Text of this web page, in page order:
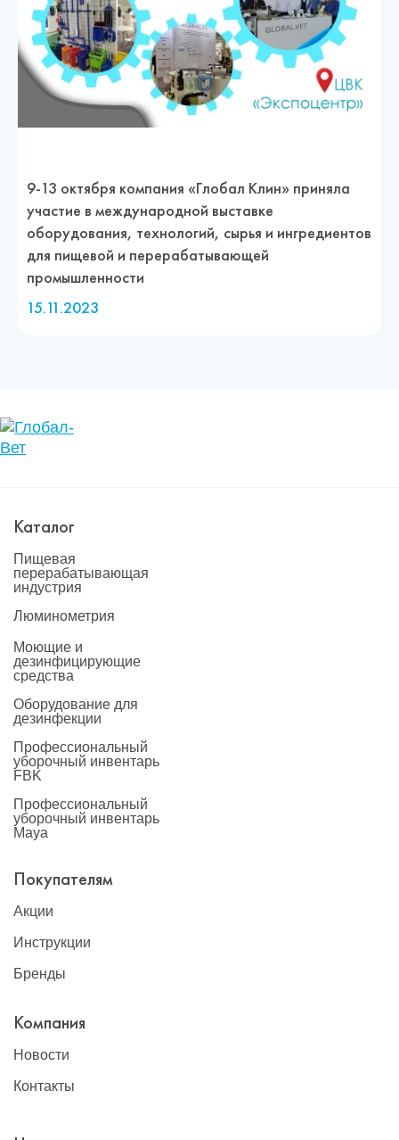
9-13 октября компания «Глобал Клин» приняла
участие в международной выставке
оборудования, технологий, сырья и ингредиентов
для пищевой и перерабатывающей
промышленности
15.11.2023
Каталог
Пищевая
перерабатывающая
индустрия
Люминометрия
Моющие и
дезинфицирующие
средства
Оборудование для
дезинфекции
Профессиональный
уборочный инвентарь
FBK
Профессиональный
уборочный инвентарь
Maya
Покупателям
Акции
Инструкции
Бренды
Компания
Новости
Контакты